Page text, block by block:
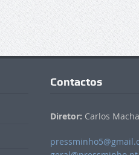
Contactos
Diretor: Carlos